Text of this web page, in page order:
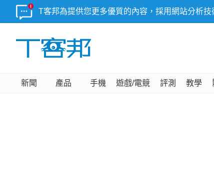
T客邦為提供您更多優質的內容，採用網站分析
新聞 產品 手機 遊戲/電競 評測 教學